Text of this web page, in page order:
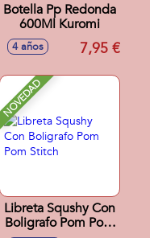
Botella Pp Redonda
600Ml Kuromi
4 años 7,95 €
NOVEDAD
Libreta Squshy Con
Boligrafo Pom Pom